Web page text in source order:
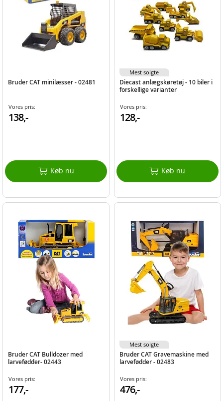
Bruder CAT minilæsser - 02481
Vores pris:
138,-
Køb nu
Diecast anlægskøretøj - 10 biler i
forskellige varianter
Vores pris:
128,-
Køb nu
Mest solgte
Bruder CAT Bulldozer med
larvefødder- 02443
Vores pris:
177,-
Bruder CAT Gravemaskine med
larvefødder - 02483
Vores pris:
476,-
Mest solgte